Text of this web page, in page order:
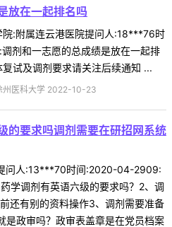
放在一起排名吗
:附属连云港医院提问人:18***76时
剂和一志愿的总成绩是放在一起排
试及调剂要求请关注后续通知 ...
州医科大学 2022-10-23
的要求吗调剂需要在研招网系统
问人:13***70时间:2020-04-2909:
学调剂有英语六级的要求吗？2、调
还有别的资料操作3、调剂需要准备
是政审吗？政审表盖章是在党员档案